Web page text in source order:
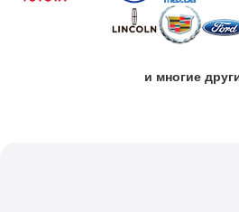
и многие